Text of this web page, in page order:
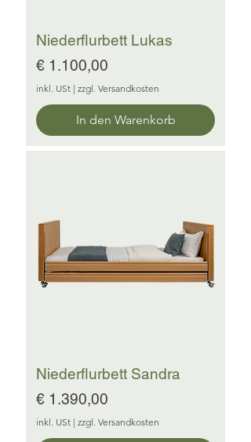
Niederflurbett Lukas
Preis
€ 1.100,00
inkl. USt | zzgl. Versandkosten
In den Warenkorb
Niederflurbett Sandra
Preis
€ 1.390,00
inkl. USt | zzgl. Versandkosten